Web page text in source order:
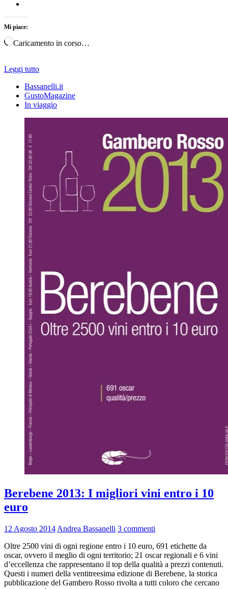
Mi piace:
Caricamento in corso…
Leggi tutto
Bassanelli.it
GustoMagazine
In viaggio
Berebene 2013: I migliori vini entro i 10
euro
12 Agosto 2014 Andrea Bassanelli 3 commenti
Oltre 2500 vini di ogni regione entro i 10 euro, 691 etichette da
oscar, ovvero il meglio di ogni territorio; 21 oscar regionali e 6 vini
d’eccellenza che rappresentano il top della qualità a prezzi contenuti.
Questi i numeri della ventitreesima edizione di Berebene, la storica
pubblicazione del Gambero Rosso rivolta a tutti coloro che cercano